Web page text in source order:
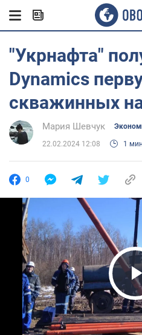
"Укрнафта"
Dynamics
скважинных
Мария Шевчук
22.02.2024 12:08 1
0